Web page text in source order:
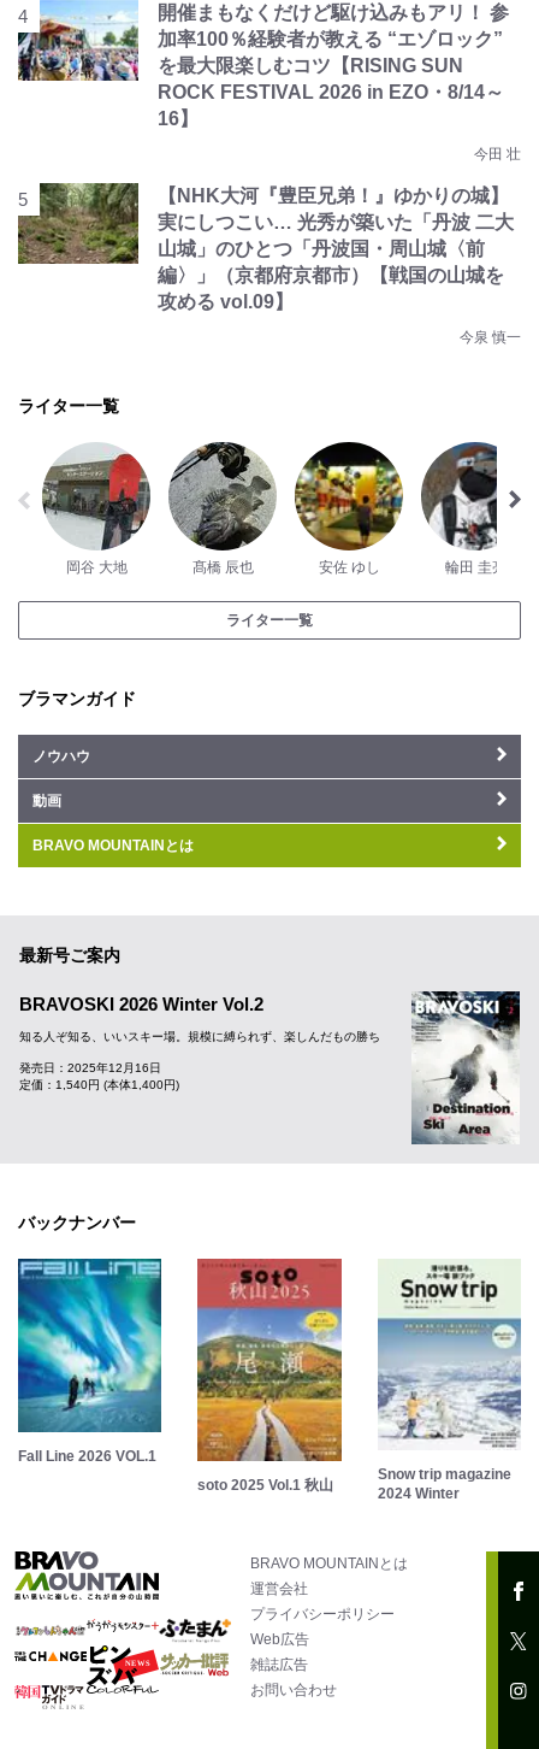
開催まもなくだけど駆け込みもアリ！ 参
加率100％経験者が教える “エゾロック”
を最大限楽しむコツ【RISING SUN
ROCK FESTIVAL 2026 in EZO・8/14～
16】
今田 壮
【NHK大河『豊臣兄弟！』ゆかりの城】
実にしつこい… 光秀が築いた「丹波 二大
山城」のひとつ「丹波国・周山城〈前
編〉」（京都府京都市）【戦国の山城を
攻める vol.09】
今泉 慎一
ライター一覧
岡谷 大地 髙橋 辰也 安佐 ゆし 輪田 圭亮
ライター一覧
ブラマンガイド
ノウハウ
動画
BRAVO MOUNTAINとは
最新号ご案内
BRAVOSKI 2026 Winter Vol.2
知る人ぞ知る、いいスキー場。規模に縛られず、楽しんだもの勝ち
発売日：2025年12月16日
定価：1,540円 (本体1,400円)
バックナンバー
Fall Line 2026 VOL.1
soto 2025 Vol.1 秋山
Snow trip magazine
2024 Winter
BRAVO MOUNTAINとは
運営会社
プライバシーポリシー
Web広告
雑誌広告
お問い合わせ